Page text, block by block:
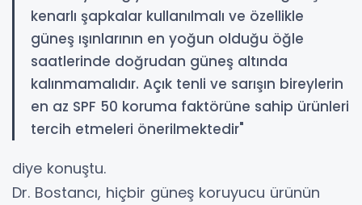
kenarlı şapkalar kullanılmalı ve özellikle
güneş ışınlarının en yoğun olduğu öğle
saatlerinde doğrudan güneş altında
kalınmamalıdır. Açık tenli ve sarışın bireylerin
en az SPF 50 koruma faktörüne sahip ürünleri
tercih etmeleri önerilmektedir"
diye konuştu.
Dr. Bostancı, hiçbir güneş koruyucu ürünün